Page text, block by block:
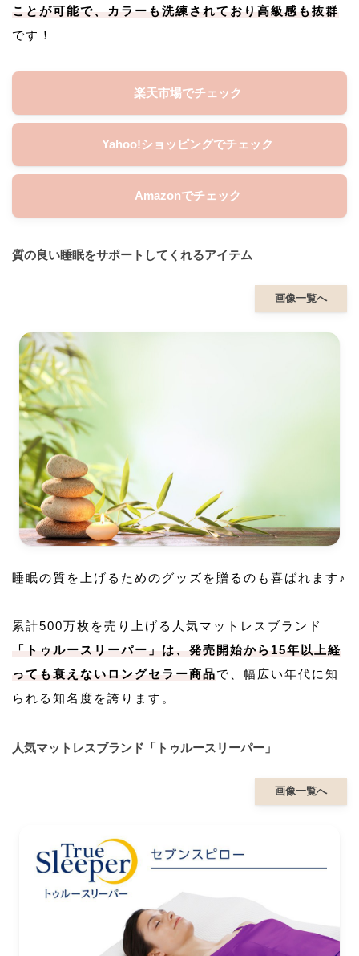
ことが可能で、カラーも洗練されており高級感も抜群
です！
楽天市場でチェック
Yahoo!ショッピングでチェック
Amazonでチェック
質の良い睡眠をサポートしてくれるアイテム
画像一覧へ
睡眠の質を上げるためのグッズを贈るのも喜ばれます♪
累計500万枚を売り上げる人気マットレスブランド
「トゥルースリーパー」は、発売開始から15年以上経
っても衰えないロングセラー商品で、幅広い年代に知
られる知名度を誇ります。
人気マットレスブランド「トゥルースリーパー」
画像一覧へ